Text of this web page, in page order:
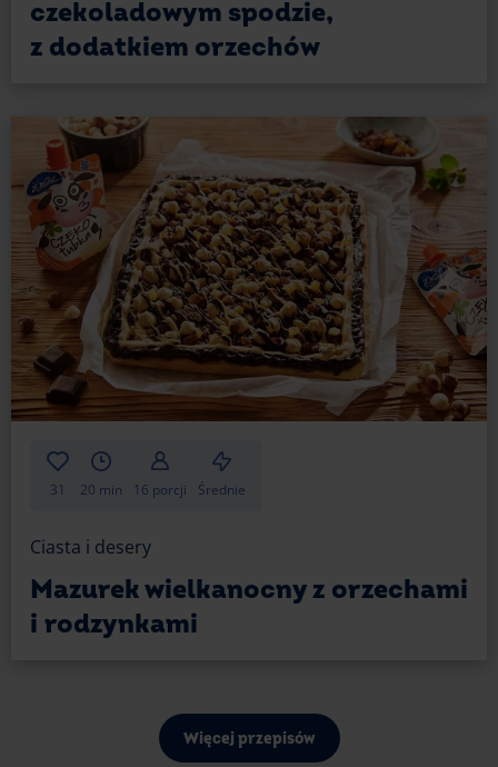
czekoladowym spodzie,
z dodatkiem orzechów
31 20 min 16 porcji Średnie
Ciasta i desery
Mazurek wielkanocny z orzechami
i rodzynkami
Więcej przepisów